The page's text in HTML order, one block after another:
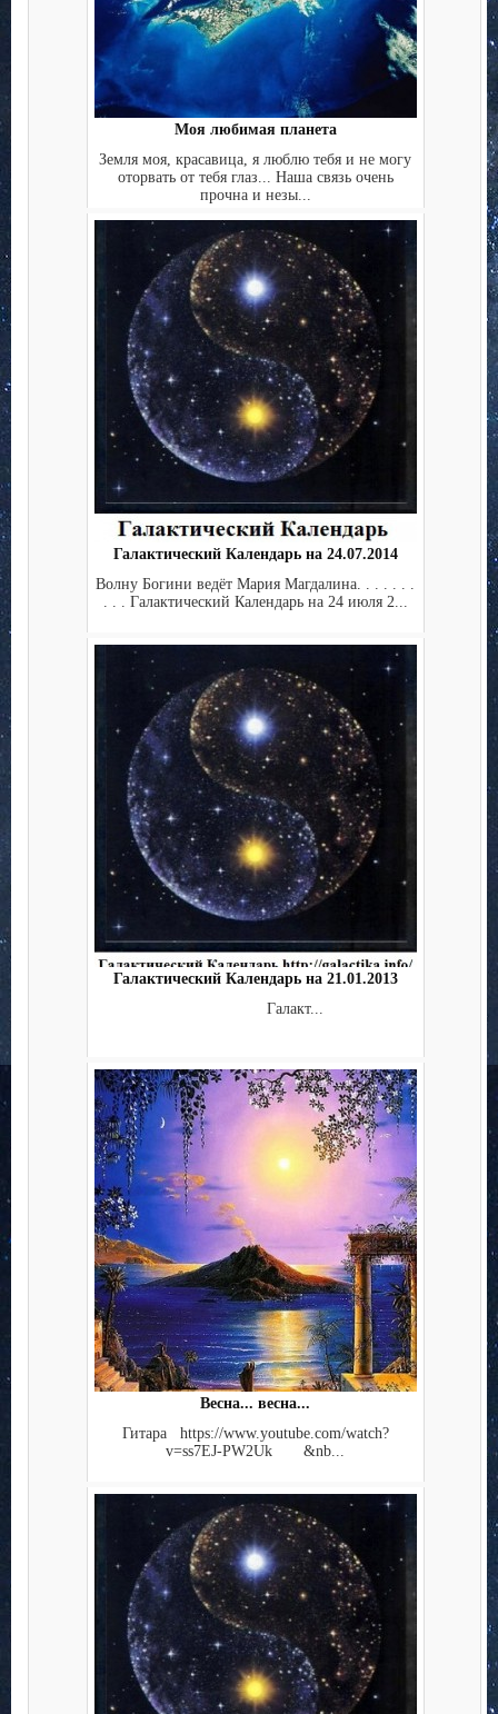
Моя любимая планета
Земля моя, красавица, я люблю тебя и не могу
оторвать от тебя глаз... Наша связь очень
прочна и незы...
Галактический Календарь на 24.07.2014
Волну Богини ведёт Мария Магдалина. . . . . . .
. . . Галактический Календарь на 24 июля 2...
Галактический Календарь на 21.01.2013
Галакт...
Весна... весна...
Гитара https://www.youtube.com/watch?
v=ss7EJ-PW2Uk &nb...